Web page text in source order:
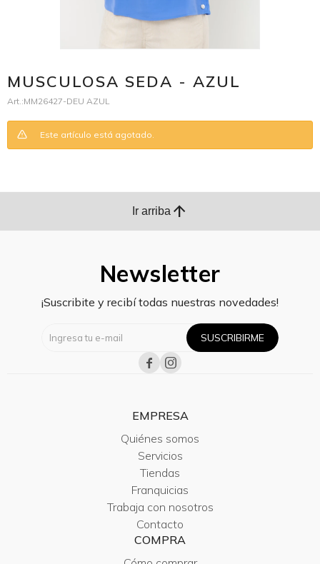
MUSCULOSA SEDA - AZUL
MM26427-DEU AZUL
Este artículo está agotado.
Ir arriba arrow_upward
Newsletter
¡Suscribite y recibí todas nuestras novedades!
SUSCRIBIRME
 
EMPRESA
Quiénes somos
Servicios
Tiendas
Franquicias
Trabaja con nosotros
Contacto
COMPRA